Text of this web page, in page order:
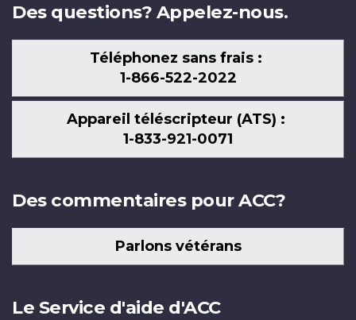
Des questions? Appelez-nous.
Téléphonez sans frais :
1-866-522-2022
Appareil téléscripteur (ATS) :
1-833-921-0071
Des commentaires pour ACC?
Parlons vétérans
Le Service d'aide d'ACC